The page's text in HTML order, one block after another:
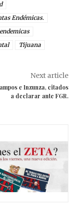
Endémicas.
Tijuana
Next article
e Inzunza, citados
a declarar ante FGR.